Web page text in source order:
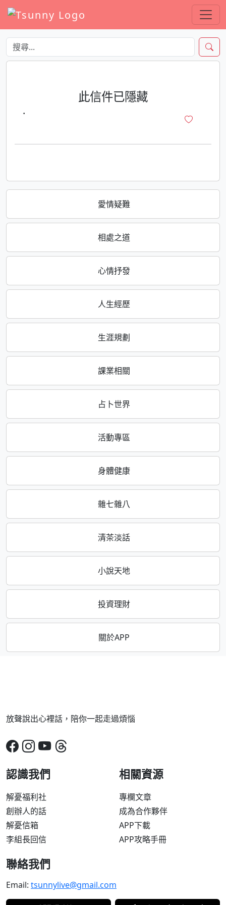
愛情疑難
相處之道
心情抒發
人生經歷
生涯規劃
課業相關
占卜世界
活動專區
身體健康
雜七雜八
清茶淡話
小說天地
投資理財
關於APP
此信件已隱藏
·
放聲說出心裡話，陪你一起走過煩惱
認識我們
解憂福利社
創辦人的話
解憂信箱
李組長回信
相關資源
專欄文章
成為合作夥伴
APP下載
APP攻略手冊
聯絡我們
Email: tsunnylive@gmail.com